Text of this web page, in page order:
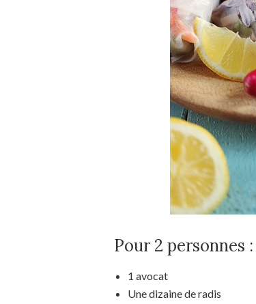
Pour 2 personnes :
1 avocat
Une dizaine de radis